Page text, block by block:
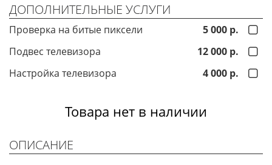
ДОПОЛНИТЕЛЬНЫЕ УСЛУГИ
Проверка на битые пиксели
5 000 р.
Подвес телевизора
12 000 р.
Настройка телевизора
4 000 р.
Товара нет в наличии
ОПИСАНИЕ